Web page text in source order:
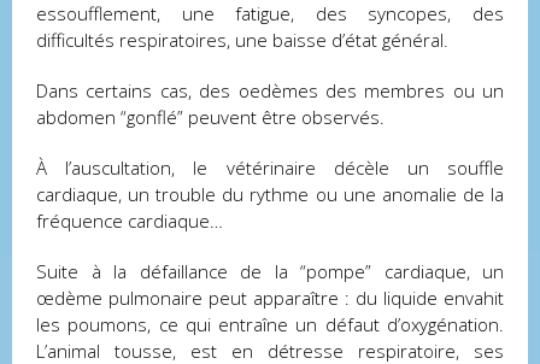
essoufflement, une fatigue, des syncopes, des
difficultés respiratoires, une baisse d’état général.
Dans certains cas, des oedèmes des membres ou un
abdomen “gonflé” peuvent être observés.
À l’auscultation, le vétérinaire décèle un souffle
cardiaque, un trouble du rythme ou une anomalie de la
fréquence cardiaque…
Suite à la défaillance de la “pompe” cardiaque, un
œdème pulmonaire peut apparaître : du liquide envahit
les poumons, ce qui entraîne un défaut d’oxygénation.
L’animal tousse, est en détresse respiratoire, ses